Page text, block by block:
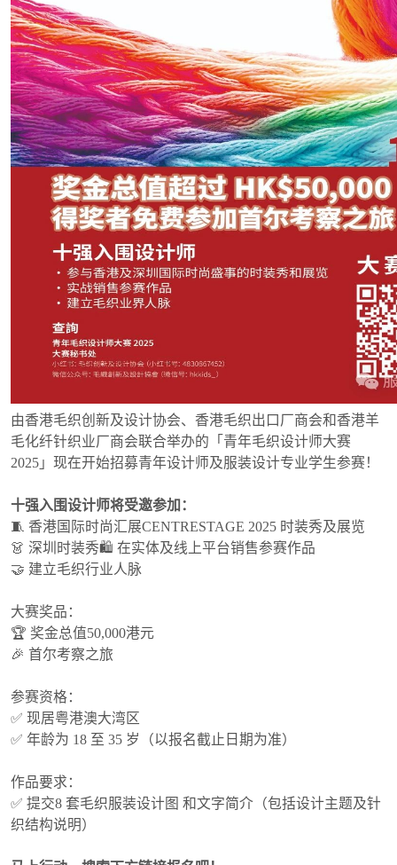
由香港毛织创新及设计协会、香港毛织出口厂商会和香港羊
毛化纤针织业厂商会联合举办的「青年毛织设计师大赛
2025」现在开始招募青年设计师及服装设计专业学生参赛！
十强入围设计师将受邀参加：
🧵 香港国际时尚汇展CENTRESTAGE 2025 时装秀及展览
👗 深圳时装秀🛍 在实体及线上平台销售参赛作品
🤝 建立毛织行业人脉
大赛奖品：
🏆 奖金总值50,000港元
🎉 首尔考察之旅
参赛资格：
✅ 现居粤港澳大湾区
✅ 年龄为 18 至 35 岁（以报名截止日期为准）
作品要求：
✅ 提交8 套毛织服装设计图 和文字简介（包括设计主题及针
织结构说明）